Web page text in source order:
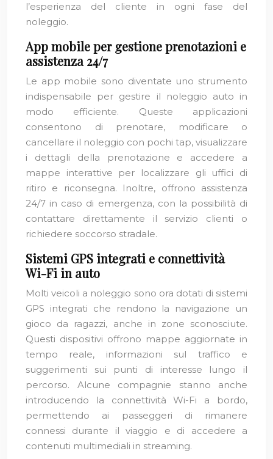
l’esperienza del cliente in ogni fase del
noleggio.
App mobile per gestione prenotazioni e
assistenza 24/7
Le app mobile sono diventate uno strumento
indispensabile per gestire il noleggio auto in
modo efficiente. Queste applicazioni
consentono di prenotare, modificare o
cancellare il noleggio con pochi tap, visualizzare
i dettagli della prenotazione e accedere a
mappe interattive per localizzare gli uffici di
ritiro e riconsegna. Inoltre, offrono assistenza
24/7 in caso di emergenza, con la possibilità di
contattare direttamente il servizio clienti o
richiedere soccorso stradale.
Sistemi GPS integrati e connettività
Wi-Fi in auto
Molti veicoli a noleggio sono ora dotati di sistemi
GPS integrati che rendono la navigazione un
gioco da ragazzi, anche in zone sconosciute.
Questi dispositivi offrono mappe aggiornate in
tempo reale, informazioni sul traffico e
suggerimenti sui punti di interesse lungo il
percorso. Alcune compagnie stanno anche
introducendo la connettività Wi-Fi a bordo,
permettendo ai passeggeri di rimanere
connessi durante il viaggio e di accedere a
contenuti multimediali in streaming.